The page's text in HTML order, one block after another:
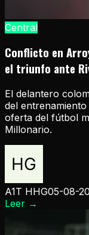
Central
Conflicto en
el triunfo ante
El delantero
del
oferta del fútbol
Millonario.
A1T HHG05-08-
Leer →